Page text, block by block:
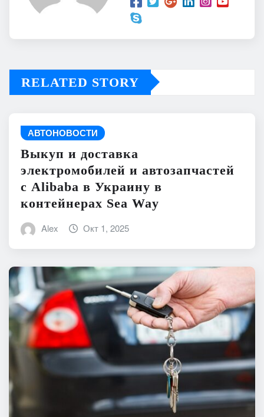
RELATED STORY
АВТОНОВОСТИ
Выкуп и доставка
электромобилей и автозапчастей
с Alibaba в Украину в
контейнерах Sea Way
Alex Окт 1, 2025